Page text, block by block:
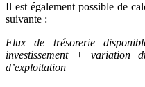
Il est également possible de
suivante :
Flux de trésorerie
investissement +
d’exploitation